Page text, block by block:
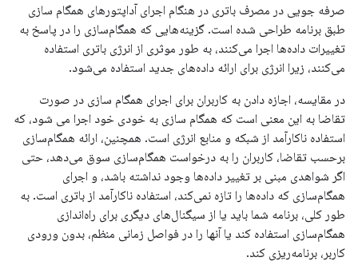
صرفه جویی در مصرف باتری در هنگام اجرای آداپتورهای همگام سازی
طبق برنامه طراحی شده است. گزینه‌هایی که همگام‌سازی را در پاسخ به
تغییرات داده‌ها اجرا می‌کنند، به طور موثری از انرژی باتری استفاده
می‌کنند، زیرا انرژی برای ارائه داده‌های جدید استفاده می‌شود.
در مقایسه، اجازه دادن به کاربران برای اجرای همگام سازی در صورت
تقاضا به این معنی است که همگام سازی به خودی خود اجرا می شود، که
استفاده ناکارآمد از شبکه و منابع انرژی است. همچنین، ارائه همگام‌سازی
برحسب تقاضا، کاربران را به درخواست همگام‌سازی سوق می‌دهد، حتی
اگر شواهدی مبنی بر تغییر داده‌ها وجود نداشته باشد، و اجرای
همگام‌سازی که داده‌ها را تازه نمی‌کند، استفاده ناکارآمد از باتری است. به
طور کلی، برنامه شما باید یا از سیگنال‌های دیگری برای راه‌اندازی
همگام‌سازی استفاده کند یا آنها را در فواصل زمانی منظم، بدون ورودی
کاربر، برنامه‌ریزی کند.